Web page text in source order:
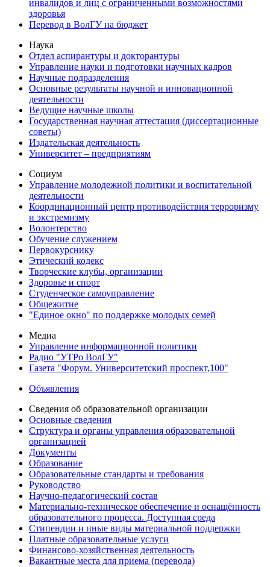
инвалидов и лиц с ограниченными возможностями
здоровья
Перевод в ВолГУ на бюджет
Наука
Отдел аспирантуры и докторантуры
Управление науки и подготовки научных кадров
Научные подразделения
Основные результаты научной и инновационной
деятельности
Ведущие научные школы
Государственная научная аттестация (диссертационные
советы)
Издательская деятельность
Университет – предприятиям
Социум
Управление молодежной политики и воспитательной
деятельности
Координационный центр противодействия терроризму
и экстремизму
Волонтерство
Обучение служением
Первокурснику
Этический кодекс
Творческие клубы, организации
Здоровье и спорт
Студенческое самоуправление
Общежитие
"Единое окно" по поддержке молодых семей
Медиа
Управление информационной политики
Радио "УТРо ВолГУ"
Газета "Форум. Университетский проспект,100"
Объявления
Сведения об образовательной организации
Основные сведения
Структура и органы управления образовательной
организацией
Документы
Образование
Образовательные стандарты и требования
Руководство
Научно-педагогический состав
Материально-техническое обеспечение и оснащённость
образовательного процесса. Доступная среда
Стипендии и иные виды материальной поддержки
Платные образовательные услуги
Финансово-хозяйственная деятельность
Вакантные места для приема (перевода)